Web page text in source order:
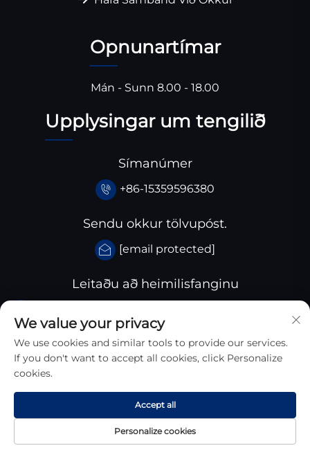
Opnunartímar
Mán - Sunn 8.00 - 18.00
Upplysingar um tengilið
Símanúmer
+86-15359596380
Sendu okkur tölvupóst.
[email protected]
Leitaðu að heimilisfanginu
Santai, Sichuan landhérað, Króatía
Copyright © 2026 Sichuan Zhongyan New Materials
Technology Co., Ltd. Alle Húnr Réttar
We value your privacy
We use cookies and similar tools to provide our services.
If you don't want to accept all cookies, click Personalize
cookies.
Personalize cookies
Accept all